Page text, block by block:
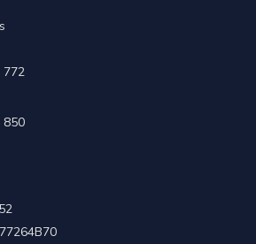
772
850